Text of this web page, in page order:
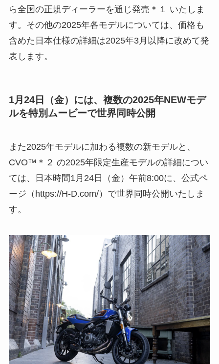
ら全国の正規ディーラーを通じ発売＊１ いたしま
す。その他の2025年各モデルについては、価格も
含めた日本仕様の詳細は2025年3月以降に改めて発
表します。
1月24日（金）には、複数の2025年NEWモデ
ルを特別ムービーで世界同時公開
また2025年モデルに加わる複数の新モデルと、
CVO™＊２ の2025年限定生産モデルの詳細につい
ては、日本時間1月24日（金）午前8:00に、公式ペ
ージ（https://H-D.com/）で世界同時公開いたしま
す。